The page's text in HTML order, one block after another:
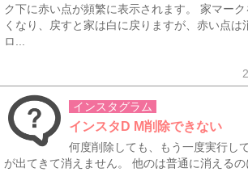
ク下に赤い点が頻繁に表示されます。 家マー
くなり、戻すと家は白に戻りますが、赤い点は
ロ...
インスタグラム
インスタD M削除できない
何度削除しても、もう一度実行し
が出てきて消えません。 他のは普通に消える